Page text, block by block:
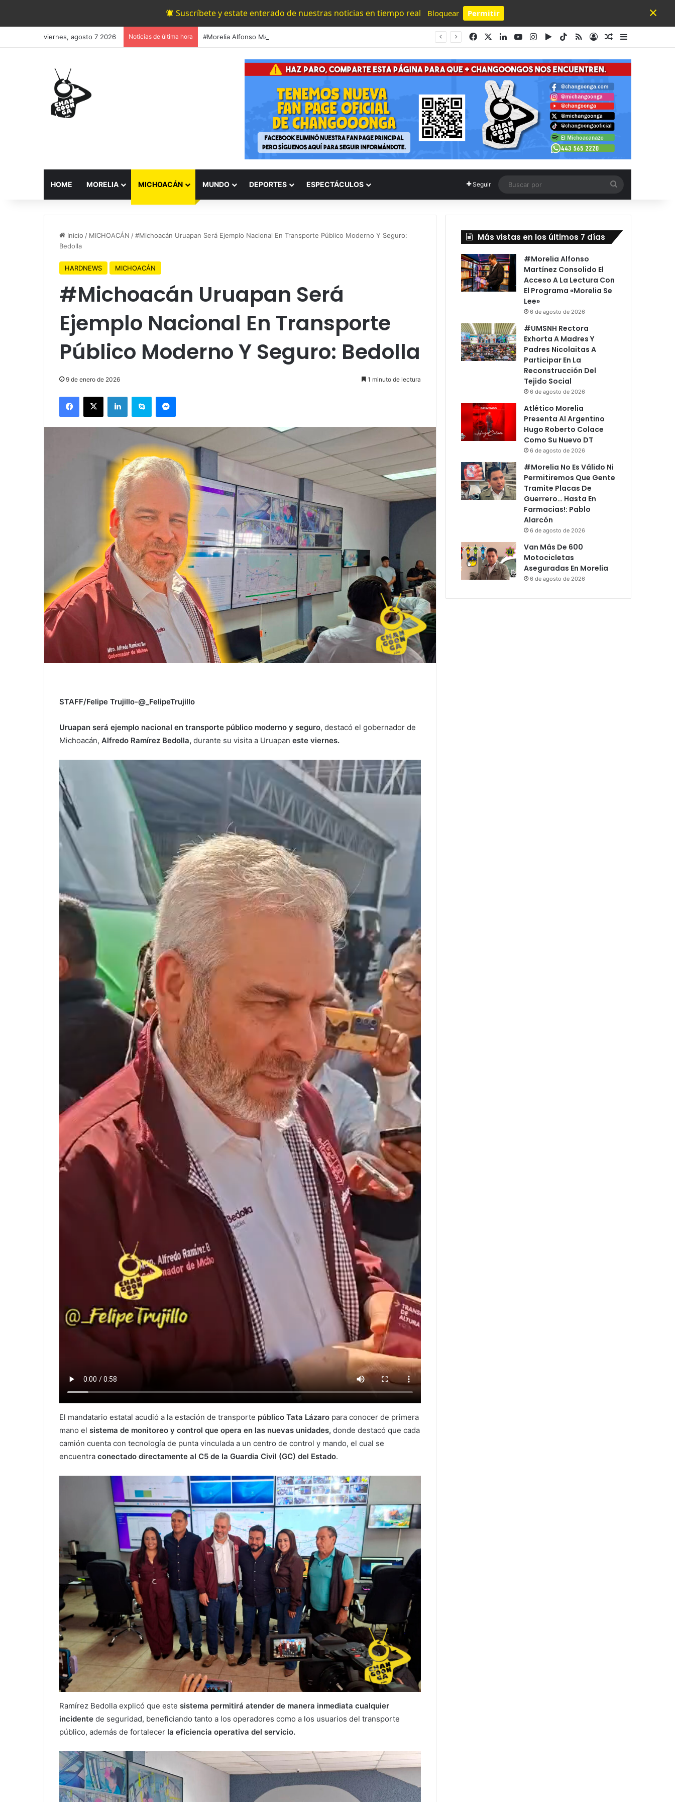
Suscríbete y estate enterado de nuestras noticias en tiempo real Bloquear Permitir
Powered by SendPulse
×
viernes, agosto 7 2026 Noticias de última hora FacebookLinkedInYouTubeInstagram
Google Play
TikTok
RSSAccesoPublicación al
Barra lateral
HOME MORELIA MICHOACÁN MUNDO DEPORTES ESPECTÁCULOS Seguir
por
Inicio / MICHOACÁN /#Michoacán Uruapan Será Ejemplo Nacional En Transporte Público Moderno Y Seguro:
Bedolla
HARDNEWS MICHOACÁN
#Michoacán Uruapan Será
Ejemplo Nacional En Transporte
Público Moderno Y Seguro: Bedolla
9 de enero de 2026 1 minuto de lectura
Facebook
X LinkedInSkype Messenger
STAFF/Felipe Trujillo-@_FelipeTrujillo
Uruapan será ejemplo nacional en transporte público moderno y seguro, destacó el gobernador de
Michoacán, Alfredo Ramírez Bedolla, durante su visita a Uruapan este viernes.
El mandatario estatal acudió a la estación de transporte público Tata Lázaro para conocer de primera
mano el sistema de monitoreo y control que opera en las nuevas unidades, donde destacó que cada
camión cuenta con tecnología de punta vinculada a un centro de control y mando, el cual se
encuentra conectado directamente al C5 de la Guardia Civil (GC) del Estado.
Ramírez Bedolla explicó que este sistema permitirá atender de manera inmediata cualquier
incidente de seguridad, beneficiando tanto a los operadores como a los usuarios del transporte
público, además de fortalecer la eficiencia operativa del servicio.
Más vistas en los últimos 7 días
#Morelia Alfonso
Martínez Consolido El
Acceso A La Lectura Con
El Programa «Morelia Se
Lee»
6 de agosto de 2026
#UMSNH Rectora
Exhorta A Madres Y
Padres Nicolaitas A
Participar En La
Reconstrucción Del
Tejido Social
6 de agosto de 2026
Atlético Morelia
Presenta Al Argentino
Hugo Roberto Colace
Como Su Nuevo DT
6 de agosto de 2026
#Morelia No Es Válido Ni
Permitiremos Que Gente
Tramite Placas De
Guerrero… Hasta En
Farmacias!: Pablo
Alarcón
6 de agosto de 2026
Van Más De 600
Motocicletas
Aseguradas En Morelia
6 de agosto de 2026